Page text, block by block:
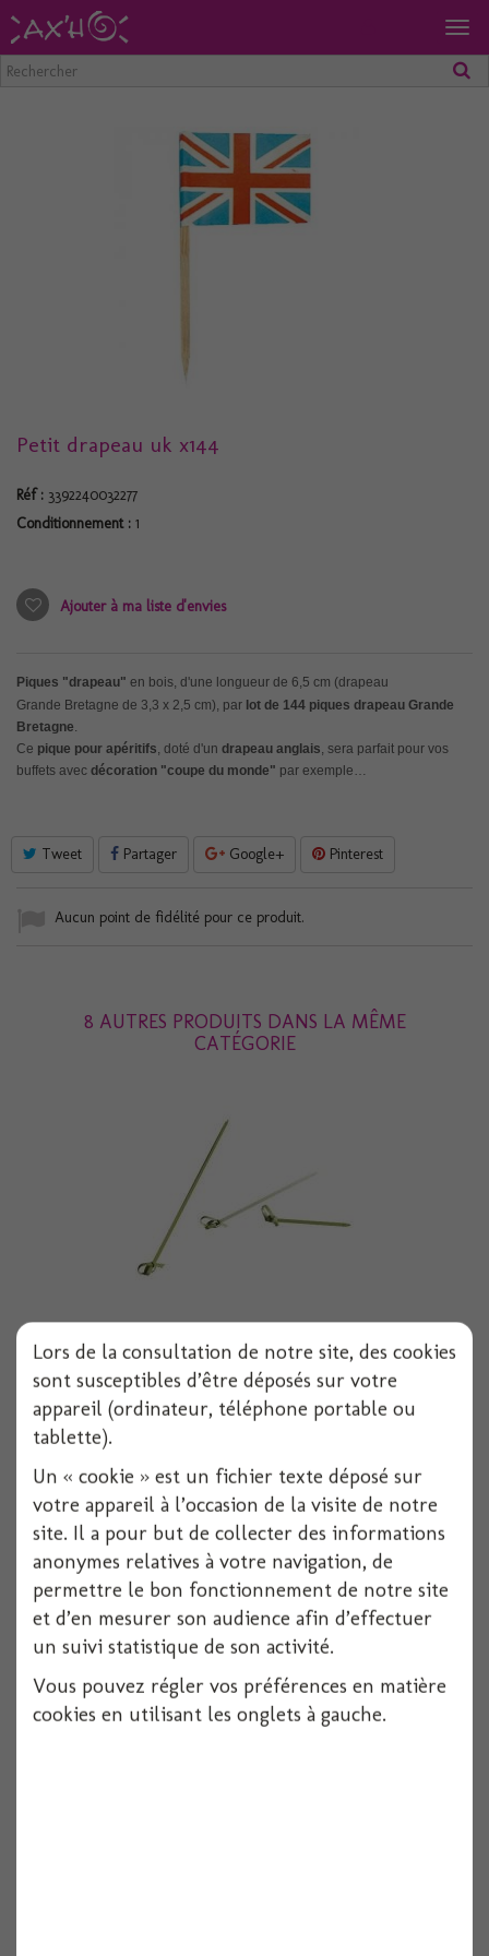
Petit drapeau uk x144
Réf : 3392240032277
Conditionnement : 1
Ajouter à ma liste d'envies
Piques "drapeau" en bois, d'une longueur de 6,5 cm (drapeau
Grande Bretagne de 3,3 x 2,5 cm), par lot de 144 piques drapeau Grande
Bretagne.
Ce pique pour apéritifs, doté d'un drapeau anglais, sera parfait pour vos
buffets avec décoration "coupe du monde" par exemple…
Tweet Partager Google+ Pinterest
Aucun point de fidélité pour ce produit.
8 AUTRES PRODUITS DANS LA MÊME
CATÉGORIE
Pique noeud 105mm bambou x100
100 pièces
Pique noeud bambou 90 mm (x100)
Lors de la consultation de notre site, des cookies
sont susceptibles d’être déposés sur votre
appareil (ordinateur, téléphone portable ou
tablette).
Un « cookie » est un fichier texte déposé sur
votre appareil à l’occasion de la visite de notre
site. Il a pour but de collecter des informations
anonymes relatives à votre navigation, de
permettre le bon fonctionnement de notre site
et d’en mesurer son audience afin d’effectuer
un suivi statistique de son activité.
Vous pouvez régler vos préférences en matière
cookies en utilisant les onglets à gauche.